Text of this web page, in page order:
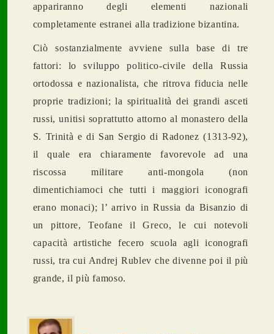
appariranno degli elementi nazionali
completamente estranei alla tradizione bizantina.
Ciò sostanzialmente avviene sulla base di tre
fattori: lo sviluppo politico-civile della Russia
ortodossa e nazionalista, che ritrova fiducia nelle
proprie tradizioni; la spiritualità dei grandi asceti
russi, unitisi soprattutto attorno al monastero della
S. Trinità e di San Sergio di Radonez (1313-92),
il quale era chiaramente favorevole ad una
riscossa militare anti-mongola (non
dimentichiamoci che tutti i maggiori iconografi
erano monaci); l’ arrivo in Russia da Bisanzio di
un pittore, Teofane il Greco, le cui notevoli
capacitàartistiche fecero scuola agli iconografi
russi, tra cui Andrej Rublev che divenne poi il più
grande, il più famoso.